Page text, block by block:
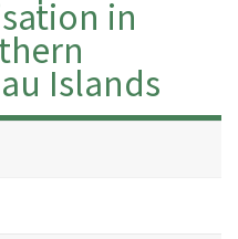
in
Islands